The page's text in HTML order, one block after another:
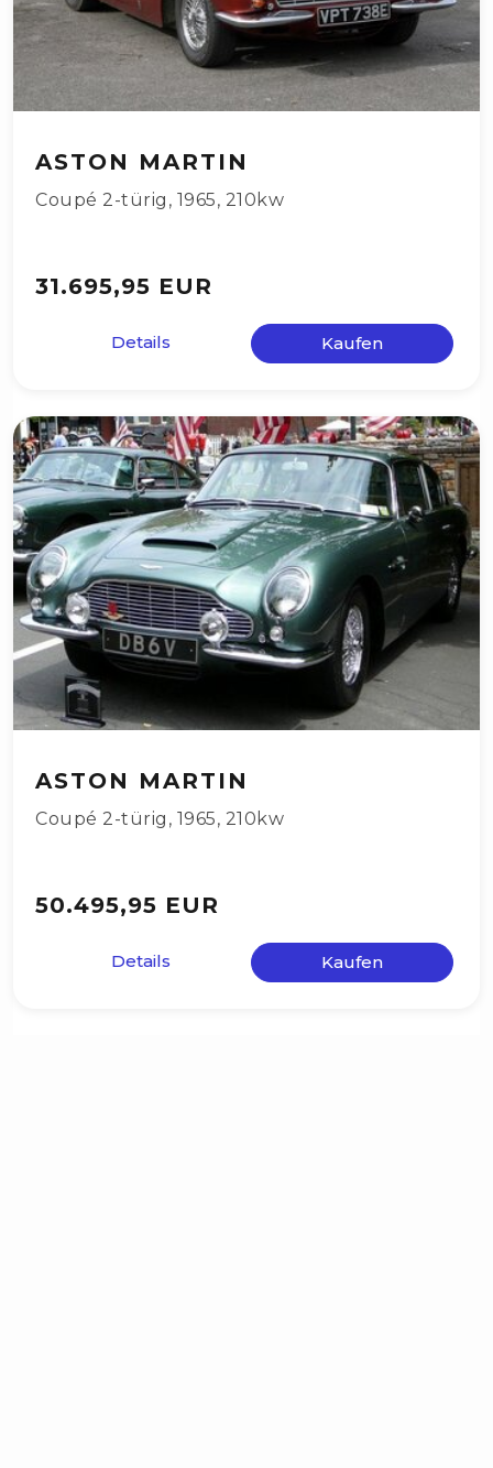
ASTON MARTIN
Coupé 2-türig , 1965, 210kw
31.695,95 EUR
Details Kaufen
ASTON MARTIN
Coupé 2-türig , 1965, 210kw
50.495,95 EUR
Details Kaufen